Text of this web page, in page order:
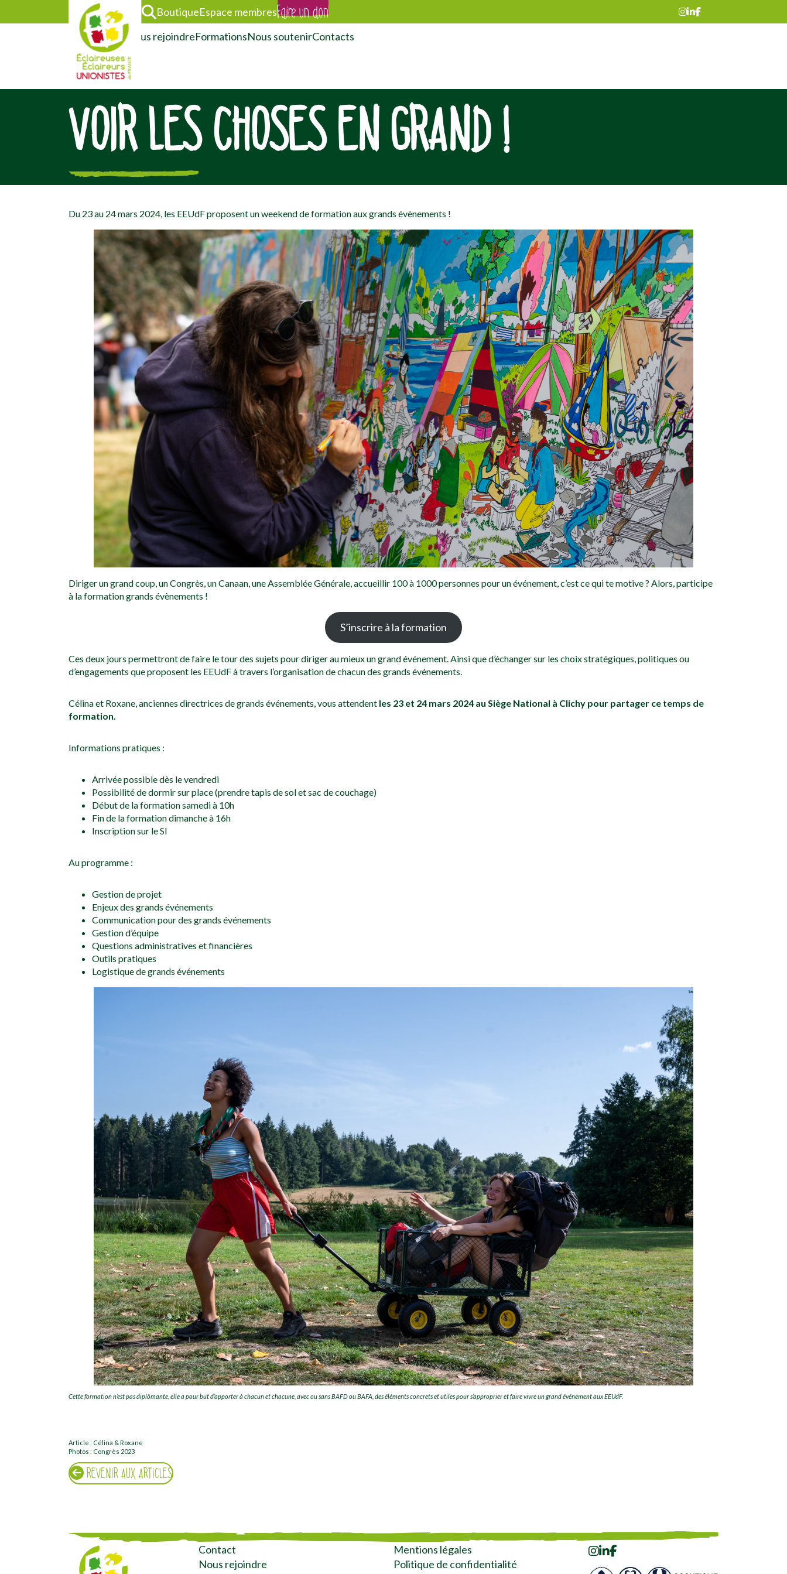
BoutiqueEspace membresFaire un don
L’associationNous rejoindreFormationsNous soutenirContacts
VOIR LES CHOSES EN GRAND !
Du 23 au 24 mars 2024, les EEUdF proposent un weekend de formation aux grands évènements !
Diriger un grand coup, un Congrès, un Canaan, une Assemblée Générale, accueillir 100 à 1000 personnes pour un événement, c’est ce qui te motive ? Alors, participe
à la formation grands évènements !
S’inscrire à la formation
Ces deux jours permettront de faire le tour des sujets pour diriger au mieux un grand événement. Ainsi que d’échanger sur les choix stratégiques, politiques ou
d’engagements que proposent les EEUdF à travers l’organisation de chacun des grands événements.
Célina et Roxane, anciennes directrices de grands événements, vous attendent les 23 et 24 mars 2024 au Siège National à Clichy pour partager ce temps de
formation.
Informations pratiques :
Arrivée possible dès le vendredi
Possibilité de dormir sur place (prendre tapis de sol et sac de couchage)
Début de la formation samedi à 10h
Fin de la formation dimanche à 16h
Inscription sur le SI
Au programme :
Gestion de projet
Enjeux des grands événements
Communication pour des grands événements
Gestion d’équipe
Questions administratives et financières
Outils pratiques
Logistique de grands événements
Cette formation n’est pas diplômante, elle a pour but d’apporter à chacun et chacune, avec ou sans BAFD ou BAFA, des éléments concrets et utiles pour s’approprier et faire vivre un grand événement aux EEUdF.
Article : Célina & Roxane
Photos : Congrès 2023
REVENIR AUX ARTICLES
Contact
Nous rejoindre
Mentions légales
Politique de confidentialité